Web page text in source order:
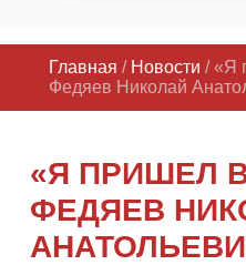
Главная / Новости / «Я
Федяев Николай
«Я ПРИШЕЛ
ФЕДЯЕВ